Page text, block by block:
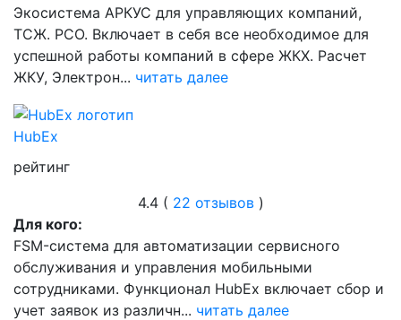
Экосистема АРКУС для управляющих компаний,
ТСЖ. РСО. Включает в себя все необходимое для
успешной работы компаний в сфере ЖКХ. Расчет
ЖКУ, Электрон... читать далее
HubEx
рейтинг
4.4 ( 22 отзывов)
Для кого:
FSM-система для автоматизации сервисного
обслуживания и управления мобильными
сотрудниками. Функционал HubEx включает сбор и
учет заявок из различн... читать далее